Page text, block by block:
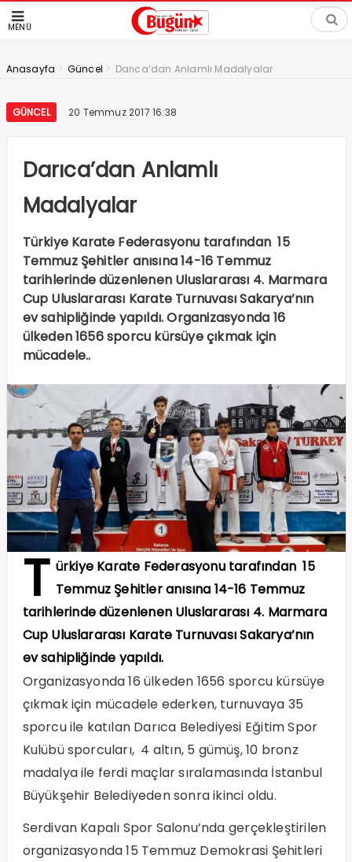
MENÜ
Anasayfa > Güncel > Darıca’dan Anlamlı Madalyalar
GÜNCEL 20 Temmuz 2017 16:38
Darıca’dan Anlamlı
Madalyalar
Türkiye Karate Federasyonu tarafından 15
Temmuz Şehitler anısına 14-16 Temmuz
tarihlerinde düzenlenen Uluslararası 4. Marmara
Cup Uluslararası Karate Turnuvası Sakarya’nın
ev sahipliğinde yapıldı. Organizasyonda 16
ülkeden 1656 sporcu kürsüye çıkmak için
mücadele..
T ürkiye Karate Federasyonu tarafından 15
Temmuz Şehitler anısına 14-16 Temmuz
tarihlerinde düzenlenen Uluslararası 4. Marmara
Cup Uluslararası Karate Turnuvası Sakarya’nın
ev sahipliğinde yapıldı.
Organizasyonda 16 ülkeden 1656 sporcu kürsüye
çıkmak için mücadele ederken, turnuvaya 35
sporcu ile katılan Darıca Belediyesi Eğitim Spor
Kulübü sporcuları, 4 altın, 5 gümüş, 10 bronz
madalya ile ferdi maçlar sıralamasında İstanbul
Büyükşehir Belediyeden sonra ikinci oldu.
Serdivan Kapalı Spor Salonu’nda gerçekleştirilen
organizasyonda 15 Temmuz Demokrasi Şehitleri